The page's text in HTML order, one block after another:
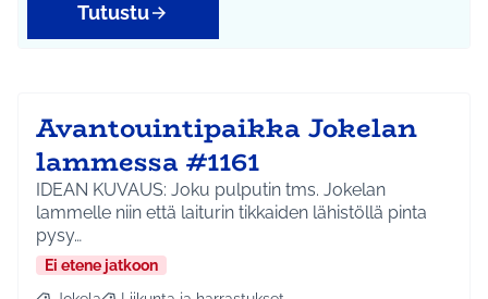
Tutustu
Avantouintipaikka Jokelan
lammessa #1161
IDEAN KUVAUS: Joku pulputin tms. Jokelan
lammelle niin että laiturin tikkaiden lähistöllä pinta
pysy…
Ei etene jatkoon